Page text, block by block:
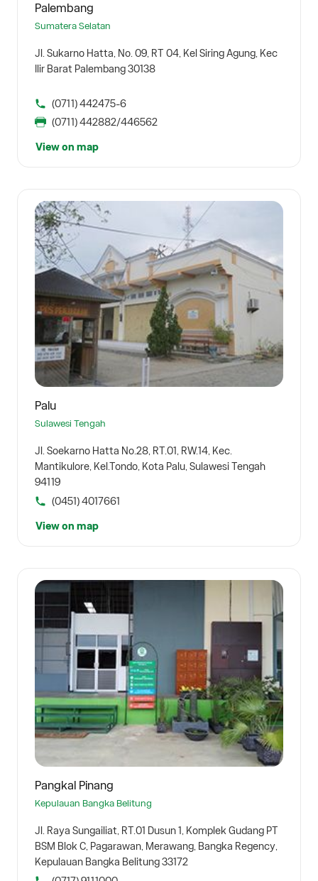
Palembang
Sumatera Selatan
Jl. Sukarno Hatta, No. 09, RT 04, Kel Siring Agung, Kec
Ilir Barat Palembang 30138
(0711) 442475-6
(0711) 442882/446562
View on map
Palu
Sulawesi Tengah
Jl. Soekarno Hatta No.28, RT.01, RW.14, Kec.
Mantikulore, Kel.Tondo, Kota Palu, Sulawesi Tengah
94119
(0451) 4017661
View on map
Pangkal Pinang
Kepulauan Bangka Belitung
Jl. Raya Sungailiat, RT.01 Dusun 1, Komplek Gudang PT
BSM Blok C, Pagarawan, Merawang, Bangka Regency,
Kepulauan Bangka Belitung 33172